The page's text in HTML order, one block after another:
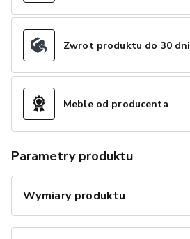
Zwrot produktu do 30 dni
Meble od producenta
Parametry produktu
Wymiary produktu